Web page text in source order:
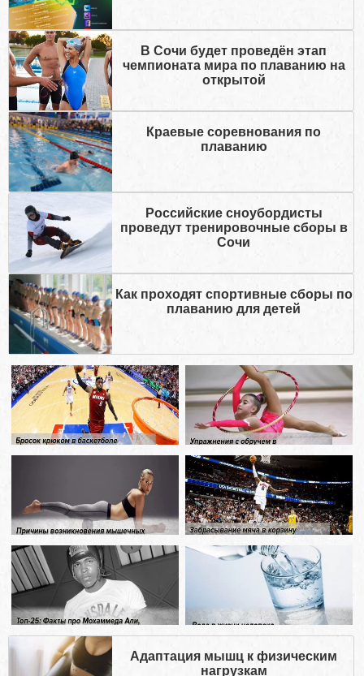
В Сочи будет проведён этап
чемпионата мира по плаванию на
открытой
Краевые соревнования по
плаванию
Российские сноубордисты
проведут тренировочные сборы в
Сочи
Как проходят спортивные сборы по
плаванию для детей
Адаптация мышц к физическим
нагрузкам